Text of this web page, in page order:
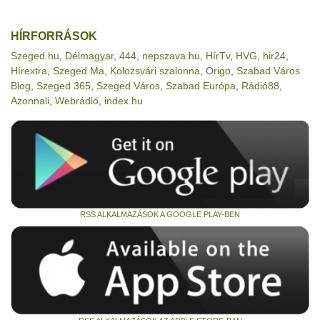
HÍRFORRÁSOK
Szeged.hu Délmagyar, 444 nepszava.hu HírTv, HVG hir24
Hírextra Szeged Ma Kolozsvári szalonna Origo Szabad Város
Blog Szeged 365 Szeged Város Szabad Európa Rádió88
Azonnali Webrádió index.hu
RSS ALKALMAZÁSOK A GOOGLE PLAY-BEN